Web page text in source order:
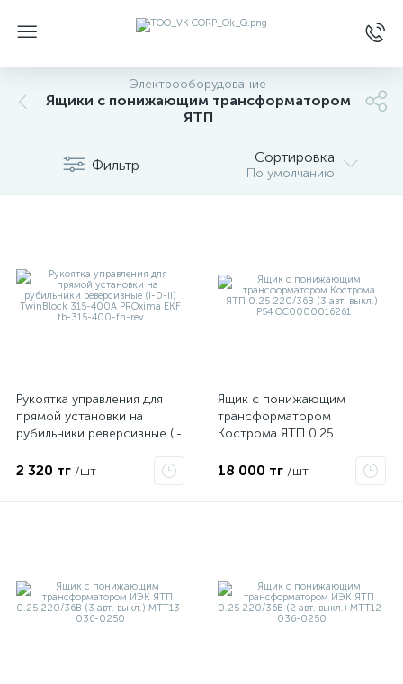
Электрооборудование
Ящики с понижающим трансформатором
ЯТП
Фильтр Сортировка
По умолчанию
Рукоятка управления для
прямой установки на
рубильники реверсивные (I-
PROxima EKF tb-315-400-fh-
2 320 тг /шт
Ящик с понижающим
трансформатором
Кострома ЯТП 0.25
ОС0000016261
18 000 тг /шт